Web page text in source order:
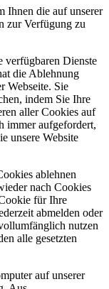
Ihnen die auf unserer
zur Verfügung zu
verfügbaren Dienste
die Ablehnung
Webseite. Sie
indem Sie Ihre
aller Cookies auf
immer aufgefordert,
unsere Website
ablehnen
nach Cookies
für Ihre
abmelden oder
nutzen
alle gesetzten
auf unserer